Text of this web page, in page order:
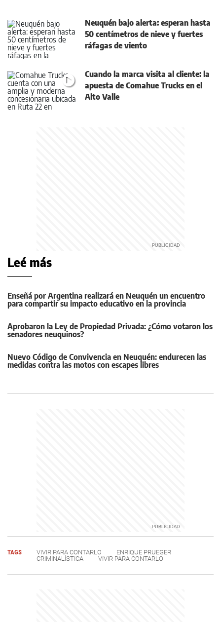
Neuquén bajo alerta: esperan hasta
50 centímetros de nieve y fuertes
ráfagas de viento
Cuando la marca visita al cliente: la
apuesta de Comahue Trucks en el
Alto Valle
Leé más
Enseñá por Argentina realizará en Neuquén un encuentro
para compartir su impacto educativo en la provincia
Aprobaron la Ley de Propiedad Privada: ¿Cómo votaron los
senadores neuquinos?
Nuevo Código de Convivencia en Neuquén: endurecen las
medidas contra las motos con escapes libres
TAGS VIVIR PARA CONTARLO
ENRIQUE PRUEGER
CRIMINALÍSTICA
VIVIR PARA CONTARLO